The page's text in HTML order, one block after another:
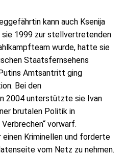
kann auch Ksenija
sie 1999 zur stellvertretenden
wurde, hatte sie
Staatsfernsehens
Amtsantritt ging
Bei den
2004 unterstützte sie Ivan
brutalen Politik in
vorwarf.
Kriminellen und forderte
vom Netz zu nehmen.